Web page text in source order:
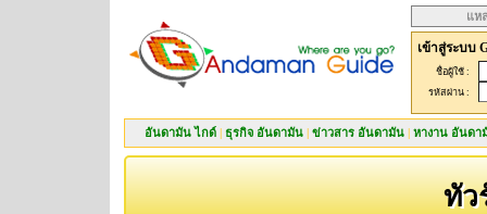
แห
เข้าสู่ระบบ
ชื่อผู้ใช้ :
รหัสผ่าน :
อันดามัน ไกด์ | ธุรกิจ อันดามัน | ข่าวสาร อันดามัน | หางาน อันดา
ทัว